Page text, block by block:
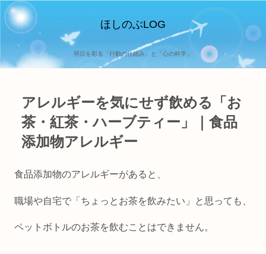
ほしのぶLOG
明日を彩る「行動の仕組み」と「心の科学」
アレルギーを気にせず飲める「お
茶・紅茶・ハーブティー」｜食品
添加物アレルギー
食品添加物のアレルギーがあると、
職場や自宅で「ちょっとお茶を飲みたい」と思っても、
ペットボトルのお茶を飲むことはできません。